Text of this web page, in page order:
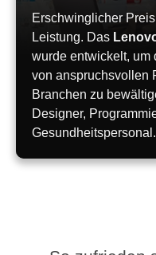
Erschwinglicher
Leistung. Das
wurde entwickelt, um
von anspruchsvollen
Branchen zu
Designer,
Gesundheitspersonal.